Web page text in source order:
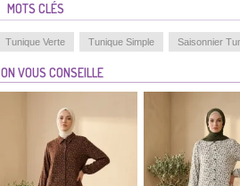
MOTS CLÉS
Tunique Verte Tunique Simple Saisonnier
ON VOUS CONSEILLE